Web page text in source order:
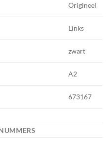
Origineel
Links
zwart
A2
673167